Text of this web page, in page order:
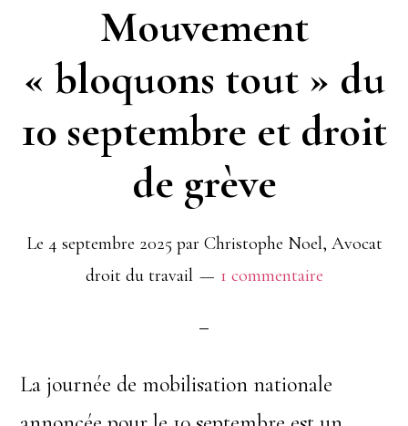
quand
devient-
elle
un
harcèlement
Mouvement
« bloquons tout » du
10 septembre et droit
de grève
Le 4 septembre 2025 par Christophe Noel, Avocat
droit du travail
1 commentaire
La journée de mobilisation nationale